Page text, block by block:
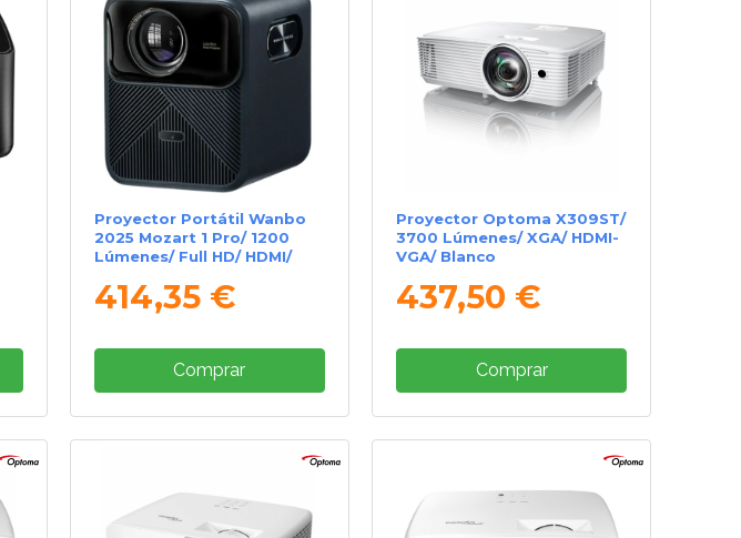
Proyector Portátil Wanbo
2025 Mozart 1 Pro/ 1200
Lúmenes/ Full HD/ HDMI/
414,35 €
Comprar
Proyector Optoma X309ST/
3700 Lúmenes/ XGA/ HDMI-
VGA/ Blanco
437,50 €
Comprar